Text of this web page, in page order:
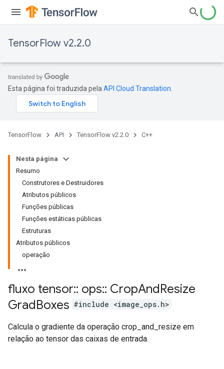
TensorFlow v2.2.0
Esta página foi traduzida pela API Cloud Translation
TensorFlow API TensorFlow v2.2.0 C++
Nesta página
Resumo
Construtores e Destruidores
Atributos públicos
Funções públicas
Funções estáticas públicas
Estruturas
Atributos públicos
operação
fluxo tensor:: ops:: CropAndResize
GradBoxes #include <image_ops.h>
Calcula o gradiente da operação crop_and_resize em
relação ao tensor das caixas de entrada.